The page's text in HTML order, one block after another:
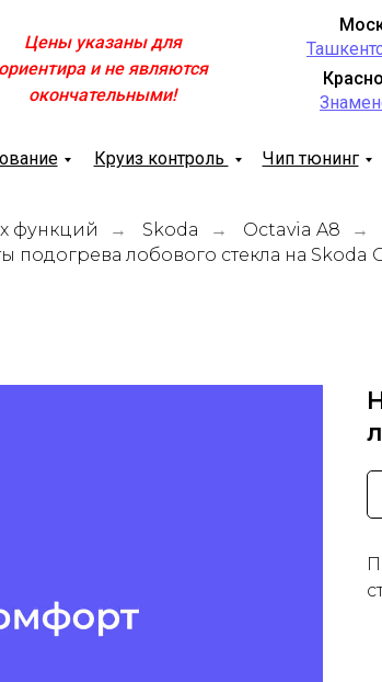
Цены указаны для
ориентира и не являются
окончательными!
Круиз контроль Чип тюнинг
функций → Skoda → Octavia A8 →
подогрева лобового стекла на Skoda